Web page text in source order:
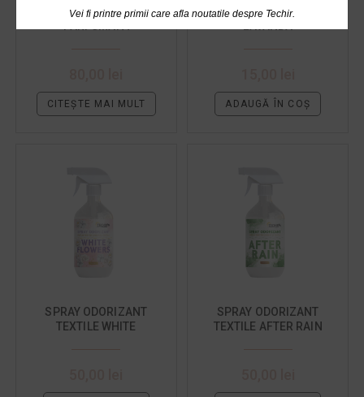
LUMÂNARE NATURALĂ
CITEȘTE MAI MULT
BUCHET FLORI
ADAUGĂ ÎN COȘ
SPRAY ODORIZANT
TEXTILE WHITE
SPRAY ODORIZANT
TEXTILE AFTER RAIN
Vei fi printre primii care afla noutatile despre Techir.